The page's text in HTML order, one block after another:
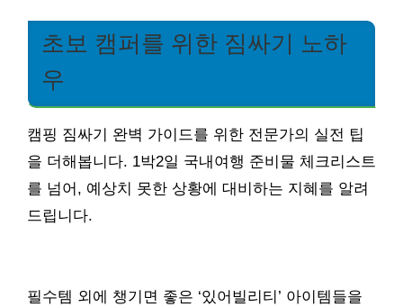
초보 캠퍼를 위한 짐싸기 노하
우
캠핑 짐싸기 완벽 가이드를 위한 전문가의 실전 팁
을 더해봅니다. 1박2일 국내여행 준비물 체크리스트
를 넘어, 예상치 못한 상황에 대비하는 지혜를 알려
드립니다.
필수템 외에 챙기면 좋은 ‘있어빌리티’ 아이템들을